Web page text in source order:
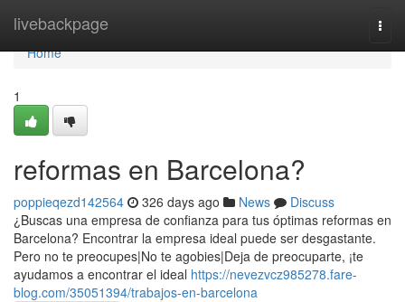
livebackpage
Home
Home
1
reformas en Barcelona?
poppieqezd142564 326 days ago News
Discuss
¿Buscas una empresa de confianza para tus óptimas reformas en
Barcelona? Encontrar la empresa ideal puede ser desgastante.
Pero no te preocupes|No te agobies|Deja de preocuparte, ¡te
ayudamos a encontrar el ideal https://nevezvcz985278.fare-
blog.com/35051394/trabajos-en-barcelona